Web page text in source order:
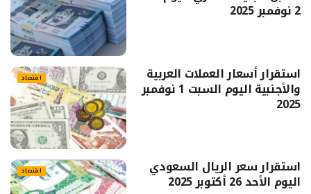
2 نوفمبر 2025
اقتصاد استقرار أسعار العملات العربية
والأجنبية اليوم السبت 1 نوفمبر
2025
اقتصاد استقرار سعر الريال السعودي
اليوم الأحد 26 أكتوبر 2025